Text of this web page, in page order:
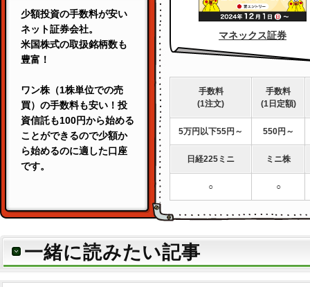
少額投資の手数料が安い
ネット証券会社。
米国株式の取扱銘柄数も
豊富！
ワン株 （1株単位での売
買）の手数料も安い！ 投
資信託も100円から始める
ことができるので少額か
ら始めるのに適した口座
です。
マネックス証券
手数料
(1注文)
手数料
(1日定額)
5万円以下55円～ 550円～
日経225ミニ ミニ株
○ ○
一緒に読みたい記事